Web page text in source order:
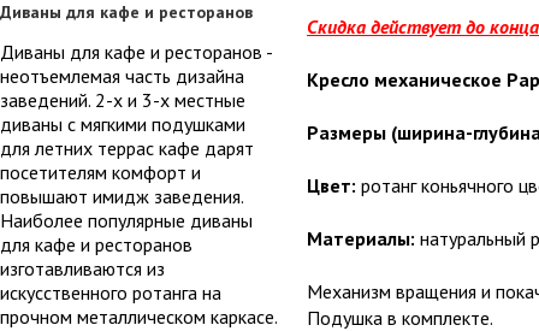
Диваны для кафе и ресторанов
Диваны для кафе и ресторанов -
неотъемлемая часть дизайна
заведений. 2-х и 3-х местные
диваны с мягкими подушками
для летних террас кафе дарят
посетителям комфорт и
повышают имидж заведения.
Наиболее популярные диваны
для кафе и ресторанов
изготавливаются из
искусственного ротанга на
прочном металлическом каркасе.
Скидка действует до
Кресло механическое
Размеры (ширина-
Цвет: ротанг коньячного
Материалы: натуральный
Механизм вращения и
Подушка в комплекте.